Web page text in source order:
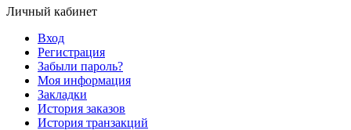
Личный кабинет
Вход
Регистрация
Забыли пароль?
Моя информация
Закладки
История заказов
История транзакций